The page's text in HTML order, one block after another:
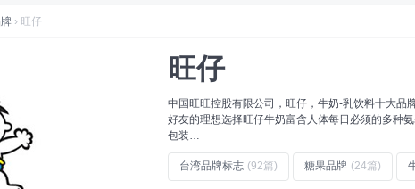
› 旺仔
旺仔
中国旺旺控股有限公司，旺仔，牛奶-乳饮料十大品
好友的理想选择旺仔牛奶富含人体每日必须的多种
包装…
台湾品牌标志 (92篇) 糖果品牌 (24篇)